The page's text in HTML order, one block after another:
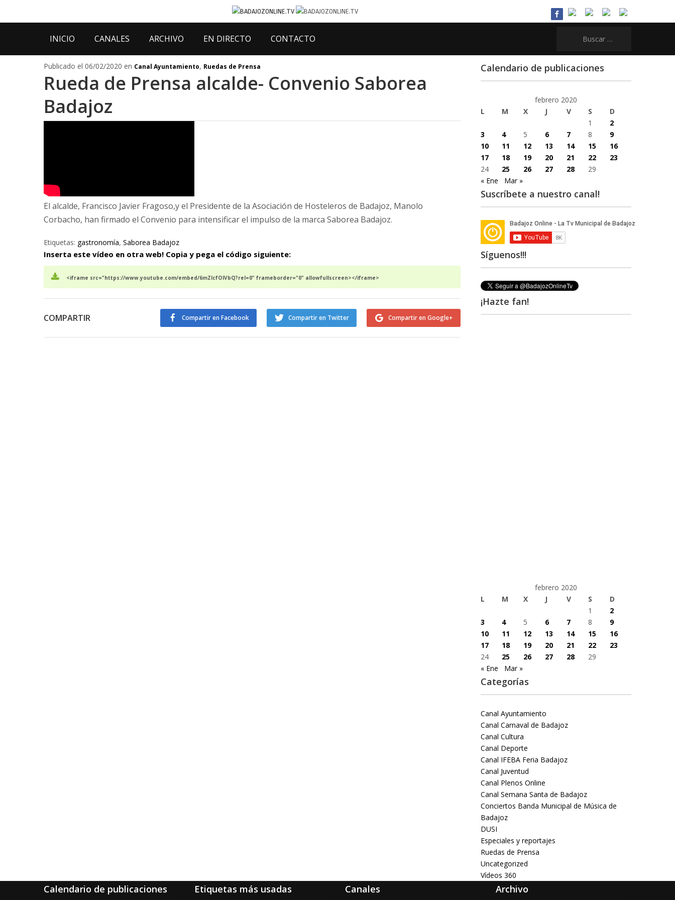
INICIO CANALES ARCHIVO EN DIRECTO CONTACTO
Publicado el 06/02/2020 en Canal Ayuntamiento, Ruedas de Prensa
Rueda de Prensa alcalde- Convenio Saborea
Badajoz
El alcalde, Francisco Javier Fragoso,y el Presidente de la Asociación de Hosteleros de Badajoz, Manolo
Corbacho, han firmado el Convenio para intensificar el impulso de la marca Saborea Badajoz.
Etiquetas: gastronomía, Saborea Badajoz
Inserta este vídeo en otra web! Copia y pega el código siguiente:
<iframe src="https://www.youtube.com/embed/6mZIcfOlVbQ?rel=0" frameborder="0" allowfullscreen></iframe>
COMPARTIR Compartir en Google+
Compartir en Twitter
Compartir en Facebook
Calendario de publicaciones
febrero 2020
L
M X J V S
D
1
2
3
4 5 6 7 8
9
10
11 12 13 14 15
16
17
18 19 20 21 22
23
24
25 26 27 28
29
« Ene
Mar »
Suscríbete a nuestro canal!
Síguenos!!!
¡Hazte fan!
febrero 2020
L
M X J V S
D
1
2
3
4 5 6 7 8
9
10
11 12 13 14 15
16
17
18 19 20 21 22
23
24
25 26 27 28
29
« Ene
Mar »
Categorías
Canal Ayuntamiento
Canal Carnaval de Badajoz
Canal Cultura
Canal Deporte
Canal IFEBA Feria Badajoz
Canal Juventud
Canal Plenos Online
Canal Semana Santa de Badajoz
Conciertos Banda Municipal de Música de
Badajoz
DUSI
Especiales y reportajes
Ruedas de Prensa
Uncategorized
Vídeos 360
Calendario de publicaciones Etiquetas más usadas Canales Archivo